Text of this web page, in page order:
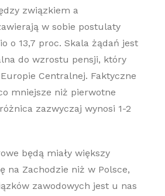
związkiem a
w sobie postulaty
o 13,7 proc. Skala żądań jest
do wzrostu pensji, który
Centralnej. Faktyczne
mniejsze niż pierwotne
zazwyczaj wynosi 1-2
będą miały większy
na Zachodzie niż w Polsce,
zawodowych jest u nas